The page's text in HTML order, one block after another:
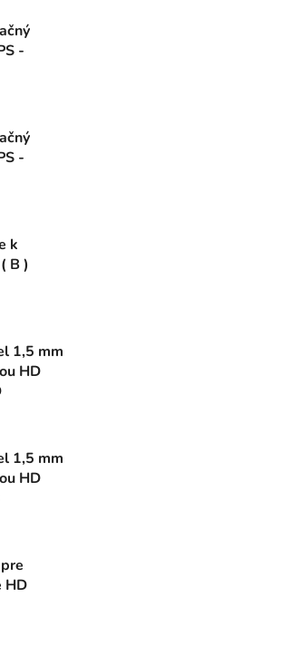
-
-
k
B )
1,5 mm
HD
1,5 mm
HD
HD